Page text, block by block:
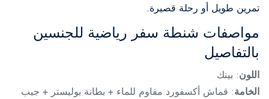
تمرين طويل أو رحلة قصيرة.
مواصفات شنطة سفر رياضية للجنسين
بالتفاصيل
اللون: بينك
الخامة: قماش أكسفورد مقاوم للماء + بطانة بوليستر + جيب